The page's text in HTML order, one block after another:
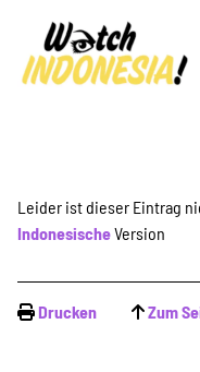
Leider ist dieser Eintrag
IndonesischeVersion
Drucken Zum